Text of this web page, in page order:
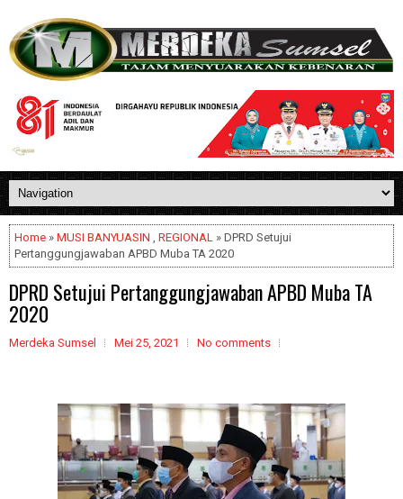
Home » MUSI BANYUASIN , REGIONAL » DPRD Setujui
Pertanggungjawaban APBD Muba TA 2020
DPRD Setujui Pertanggungjawaban APBD Muba TA
2020
Merdeka Sumsel Mei 25, 2021 No comments